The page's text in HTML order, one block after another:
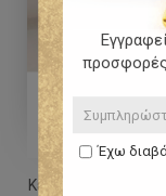
Κεραμικό μάτι
Έχω